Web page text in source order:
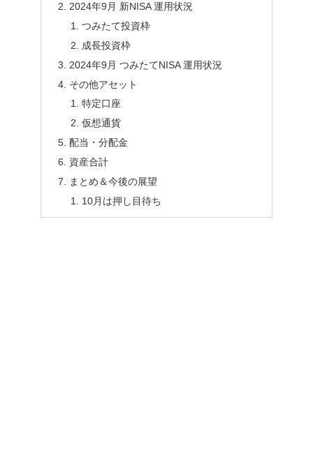
2024年9月 新NISA 運用状況
つみたて投資枠
成長投資枠
2024年9月 つみたてNISA 運用状況
その他アセット
特定口座
仮想通貨
配当・分配金
資産合計
まとめ＆今後の展望
10月は押し目待ち